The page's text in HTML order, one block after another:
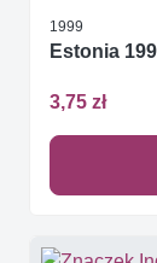
1999
Estonia
3,75 zł